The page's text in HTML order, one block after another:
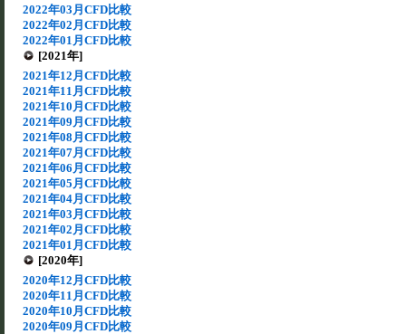
2022年03月CFD比較
2022年02月CFD比較
2022年01月CFD比較
[2021年]
2021年12月CFD比較
2021年11月CFD比較
2021年10月CFD比較
2021年09月CFD比較
2021年08月CFD比較
2021年07月CFD比較
2021年06月CFD比較
2021年05月CFD比較
2021年04月CFD比較
2021年03月CFD比較
2021年02月CFD比較
2021年01月CFD比較
[2020年]
2020年12月CFD比較
2020年11月CFD比較
2020年10月CFD比較
2020年09月CFD比較